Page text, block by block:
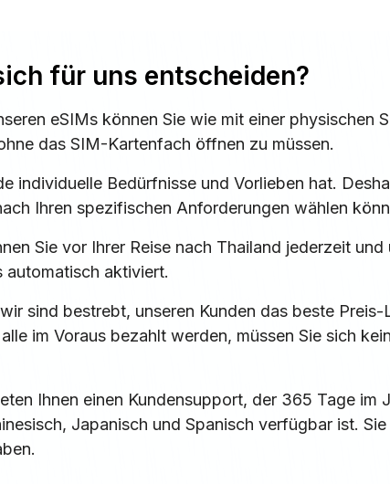
für uns entscheiden?
eSIMs können Sie wie mit einer physischen
das SIM-Kartenfach öffnen zu müssen.
individuelle Bedürfnisse und Vorlieben hat.
Ihren spezifischen Anforderungen wählen
Sie vor Ihrer Reise nach Thailand jederzeit und
automatisch aktiviert.
sind bestrebt, unseren Kunden das beste Preis-
im Voraus bezahlt werden, müssen Sie sich
Ihnen einen Kundensupport, der 365 Tage im
Japanisch und Spanisch verfügbar ist.